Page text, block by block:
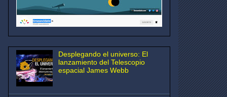
Desplegando el universo: El
lanzamiento del Telescopio
espacial James Webb